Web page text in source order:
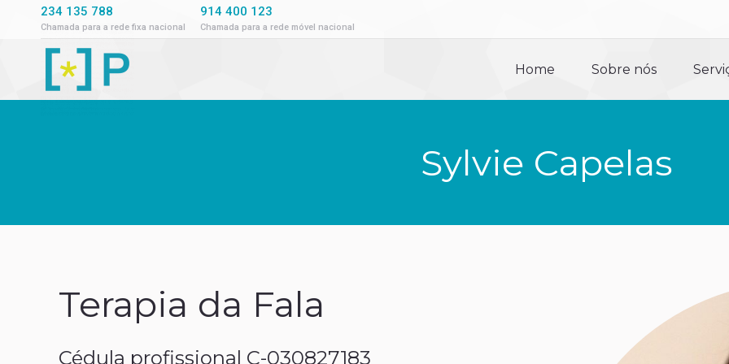
234 135 788
Chamada para a rede fixa nacional
914 400 123
Chamada para a rede móvel nacional
Home Sobre nós
Sylvie Capelas
Terapia da Fala
Cédula profissional C-030827183